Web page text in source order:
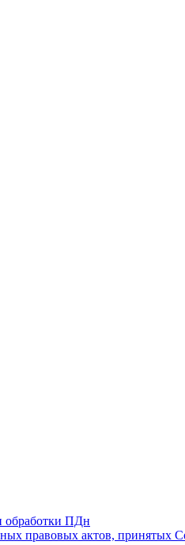
обработки ПДн
правовых актов, принятых